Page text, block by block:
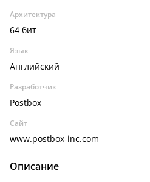
Архитектура
64 бит
Язык
Английский
Разработчик
Postbox
Сайт
www.postbox-inc.com
Описание